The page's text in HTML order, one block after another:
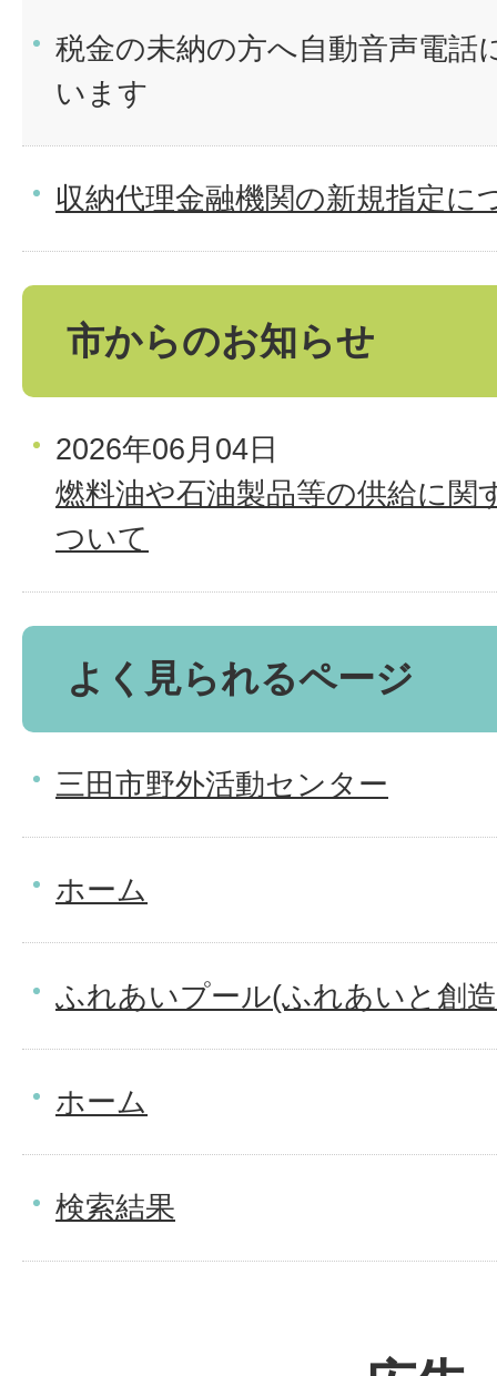
税金の未納の方へ自動音声電話
います
収納代理金融機関の新規指定に
市からのお知らせ
2026年06月04日
燃料油や石油製品等の供給に関
ついて
よく見られるページ
三田市野外活動センター
ホーム
ふれあいプール(ふれあいと創
ホーム
検索結果